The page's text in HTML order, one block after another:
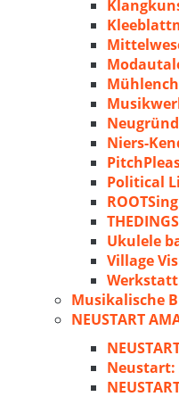
Niers-
Political
Ukulele
Village
Musikalische
NEUSTART
Neustart: